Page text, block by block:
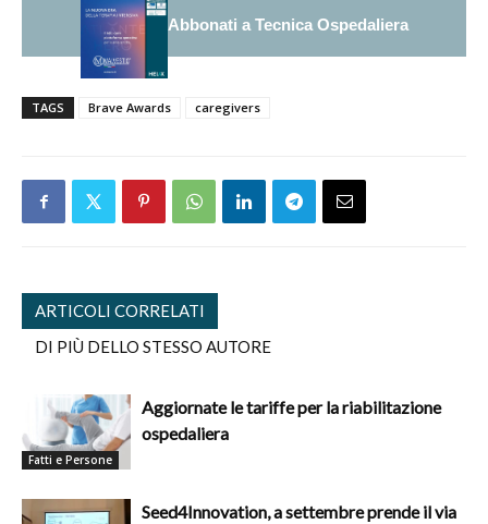
Abbonati a Tecnica Ospedaliera
TAGS Brave Awards caregivers
ARTICOLI CORRELATI
DI PIÙ DELLO STESSO AUTORE
Fatti e Persone
Aggiornate le tariffe per la riabilitazione
ospedaliera
Seed4Innovation, a settembre prende il via